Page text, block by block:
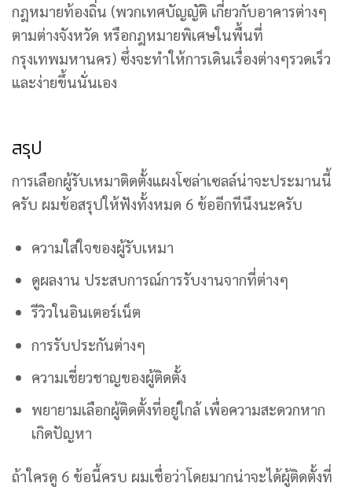
กฎหมายท้องถิ่น (พวกเทศบัญญัติ เกี่ยวกับอาคารต่างๆ
ตามต่างจังหวัด หรือกฎหมายพิเศษในพื้นที่
กรุงเทพมหานคร) ซึ่งจะทำให้การเดินเรื่องต่างๆรวดเร็ว
และง่ายขึ้นนั่นเอง
สรุป
การเลือกผู้รับเหมาติดตั้งแผงโซล่าเซลล์น่าจะประมานนี้
ครับ ผมข้อสรุปให้ฟังทั้งหมด 6 ข้ออีกทีนึงนะครับ
ความใส่ใจของผู้รับเหมา
ดูผลงาน ประสบการณ์การรับงานจากที่ต่างๆ
รีวิวในอินเตอร์เน็ต
การรับประกันต่างๆ
ความเชี่ยวชาญของผู้ติดตั้ง
พยายามเลือกผู้ติดตั้งที่อยู่ใกล้ เพื่อความสะดวกหาก
เกิดปัญหา
ถ้าใครดู 6 ข้อนี้ครบ ผมเชื่อว่าโดยมากน่าจะได้ผู้ติดตั้งที่